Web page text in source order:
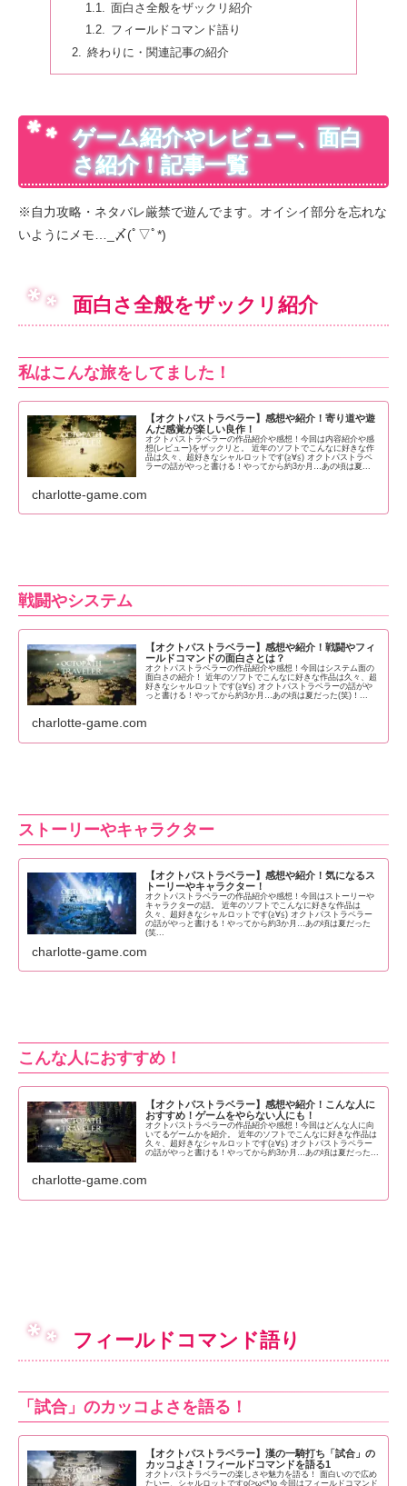
面白さ全般をザックリ紹介
フィールドコマンド語り
終わりに・関連記事の紹介
ゲーム紹介やレビュー、面白
さ紹介！記事一覧
※自力攻略・ネタバレ厳禁で遊んでます。オイシイ部分を忘れな
いようにメモ…_〆(ﾟ▽ﾟ*)
面白さ全般をザックリ紹介
私はこんな旅をしてました！
【オクトパストラベラー】感想や紹介！寄り道や遊
んだ感覚が楽しい良作！
オクトパストラベラーの作品紹介や感想！今回は内容紹介や感
想(レビュー)をザックリと。 近年のソフトでこんなに好きな作
品は久々、超好きなシャルロットです(≧∀≦) オクトパストラベ
ラーの話がやっと書ける！やってから約3か月…あの頃は夏...
charlotte-game.com
戦闘やシステム
【オクトパストラベラー】感想や紹介！戦闘やフィ
ールドコマンドの面白さとは？
オクトパストラベラーの作品紹介や感想！今回はシステム面の
面白さの紹介！ 近年のソフトでこんなに好きな作品は久々、超
好きなシャルロットです(≧∀≦) オクトパストラベラーの話がや
っと書ける！やってから約3か月…あの頃は夏だった(笑)！...
charlotte-game.com
ストーリーやキャラクター
【オクトパストラベラー】感想や紹介！気になるス
トーリーやキャラクター！
オクトパストラベラーの作品紹介や感想！今回はストーリーや
キャラクターの話。 近年のソフトでこんなに好きな作品は
久々、超好きなシャルロットです(≧∀≦) オクトパストラベラー
の話がやっと書ける！やってから約3か月…あの頃は夏だった
(笑...
charlotte-game.com
こんな人におすすめ！
【オクトパストラベラー】感想や紹介！こんな人に
おすすめ！ゲームをやらない人にも！
オクトパストラベラーの作品紹介や感想！今回はどんな人に向
いてるゲームかを紹介。 近年のソフトでこんなに好きな作品は
久々、超好きなシャルロットです(≧∀≦) オクトパストラベラー
の話がやっと書ける！やってから約3か月…あの頃は夏だった...
charlotte-game.com
フィールドコマンド語り
「試合」のカッコよさを語る！
【オクトパストラベラー】漢の一騎打ち「試合」の
カッコよさ！フィールドコマンドを語る1
オクトパストラベラーの楽しさや魅力を語る！ 面白いので広め
たいー、シャルロットですo(>ω<*)o 今回はフィールドコマンド